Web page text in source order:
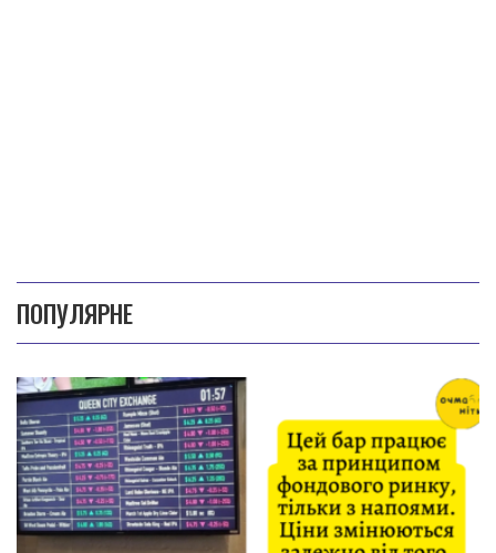
ПОПУЛЯРНЕ